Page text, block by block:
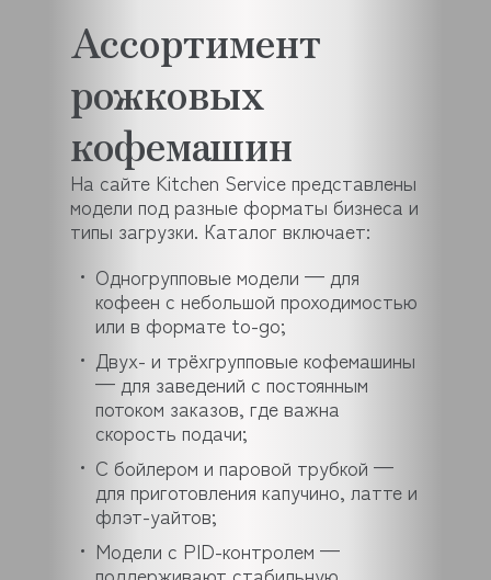
Ассортимент
рожковых
кофемашин
На сайте Kitchen Service представлены
модели под разные форматы бизнеса и
типы загрузки. Каталог включает:
Одногрупповые модели — для
кофеен с небольшой проходимостью
или в формате to-go;
Двух- и трёхгрупповые кофемашины
— для заведений с постоянным
потоком заказов, где важна
скорость подачи;
С бойлером и паровой трубкой —
для приготовления капучино, латте и
флэт-уайтов;
Модели с PID-контролем —